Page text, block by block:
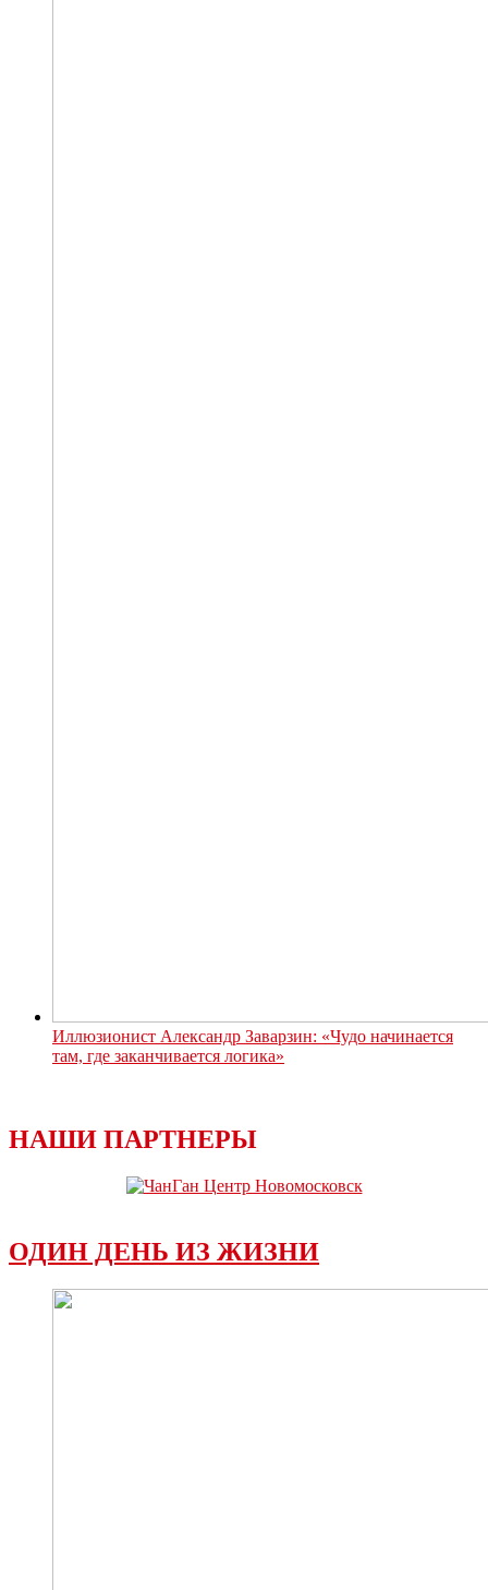
Иллюзионист Александр Заварзин: «Чудо начинается
там, где заканчивается логика»
НАШИ ПАРТНЕРЫ
ОДИН ДЕНЬ ИЗ ЖИЗНИ